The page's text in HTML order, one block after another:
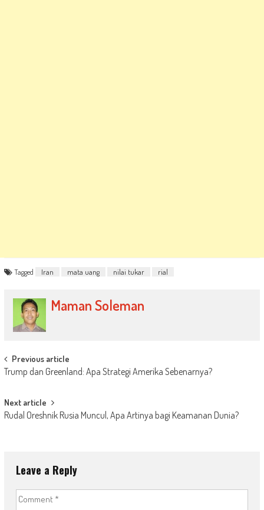
Tagged Iran mata uang nilai tukar rial
Maman Soleman
Post
navigation
Previous article
Trump dan Greenland: Apa Strategi Amerika Sebenarnya?
Next article
Rudal Oreshnik Rusia Muncul, Apa Artinya bagi Keamanan Dunia?
Leave a Reply